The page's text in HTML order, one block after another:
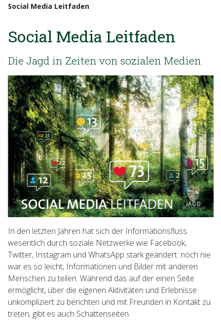
Social Media Leitfaden
Social Media Leitfaden
Die Jagd in Zeiten von sozialen Medien
In den letzten Jahren hat sich der Informationsfluss
wesentlich durch soziale Netzwerke wie Facebook,
Twitter, Instagram und WhatsApp stark geändert: noch nie
war es so leicht, Informationen und Bilder mit anderen
Menschen zu teilen. Während das auf der einen Seite
ermöglicht, über die eigenen Aktivitäten und Erlebnisse
unkompliziert zu berichten und mit Freunden in Kontakt zu
treten, gibt es auch Schattenseiten.